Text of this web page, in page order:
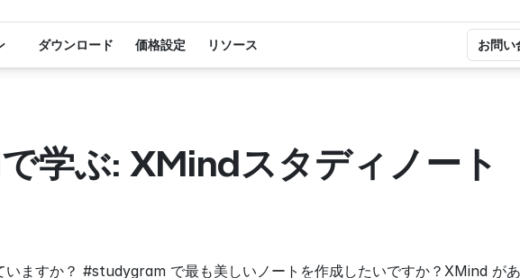
学ぶ: XMindスタディノート
いますか？ #studygram で最も美しいノートを作成したいですか？XMind が
ダウンロード 価格設定 リソース お問い